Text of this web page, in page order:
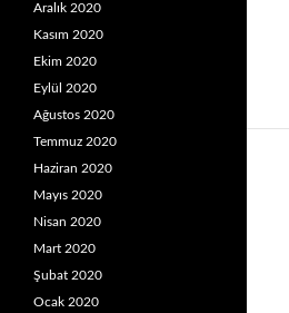
Aralık 2020
Kasım 2020
Ekim 2020
Eylül 2020
Ağustos 2020
Temmuz 2020
Haziran 2020
Mayıs 2020
Nisan 2020
Mart 2020
Şubat 2020
Ocak 2020